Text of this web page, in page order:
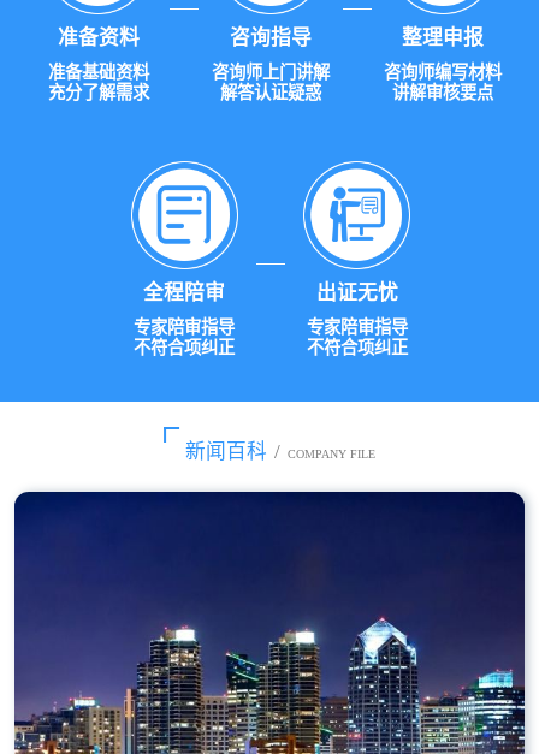
准备资料
准备基础资料
充分了解需求
咨询指导
咨询师上门讲解
解答认证疑惑
整理申报
咨询师编写材料
讲解审核要点
全程陪审
专家陪审指导
不符合项纠正
出证无忧
专家陪审指导
不符合项纠正
新闻百科 / COMPANY FILE